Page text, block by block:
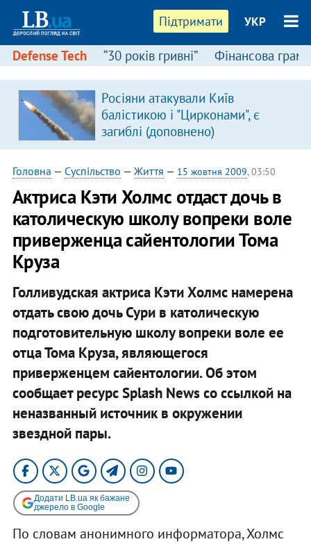
Підтримати УКР
Defense Tech “30 років гривні” Фінансова
Росіяни атакували Київ
балістикою і "Цирконами", є
загиблі (доповнено)
Головна — Суспільство — Життя — 15 жовтня 2009, 03:50
Актриса Кэти Холмс отдаст дочь в
католическую школу вопреки воле
приверженца сайентологии Тома
Круза
Голливудская актриса Кэти Холмс намерена
отдать свою дочь Сури в католическую
подготовительную школу вопреки воле ее
отца Тома Круза, являющегося
приверженцем сайентологии. Об этом
сообщает ресурс Splash News со ссылкой на
неназванный источник в окружении
звездной пары.
Додати LB.ua як бажане
джерело в Google
По словам анонимного информатора, Холмс